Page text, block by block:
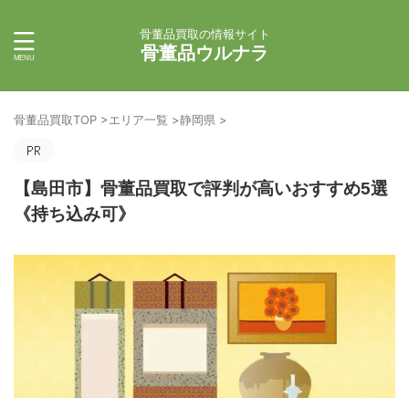
骨董品買取の情報サイト
骨董品ウルナラ
骨董品買取TOP >エリア一覧 >静岡県 >
【島田市】骨董品買取で評判が高いおすすめ5選
《持ち込み可》